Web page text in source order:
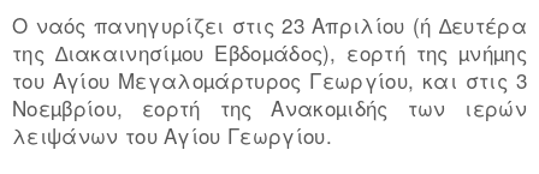
Ο ναός πανηγυρίζει στις 23 Απριλίου (ή ∆ευτέρα
της ∆ιακαινησίµου Εβδοµάδος), εορτή της µνήµης
του Αγίου Μεγαλοµάρτυρος Γεωργίου, και στις 3
Νοεµβρίου, εορτή της Ανακοµιδής των ιερών
λειψάνων του Αγίου Γεωργίου.